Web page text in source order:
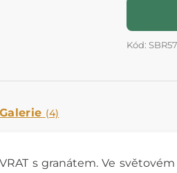
Kód:
Galerie (4)
s granátem. Ve